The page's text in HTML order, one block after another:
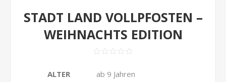
STADT LAND VOLLPFOSTEN –
WEIHNACHTS EDITION
ALTER
ab 9 Jahren